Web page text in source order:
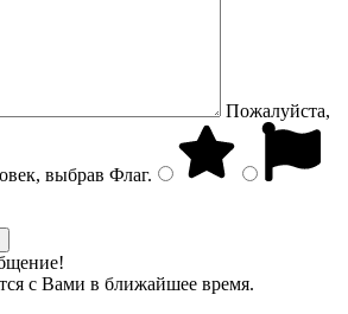
Пожалуйста,
выбрав Флаг.
с Вами в ближайшее время.